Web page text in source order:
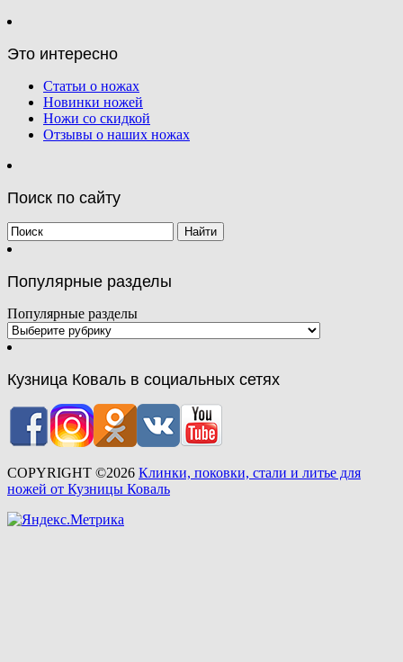
Это интересно
Статьи о ножах
Новинки ножей
Ножи со скидкой
Отзывы о наших ножах
Поиск по сайту
Популярные разделы
Популярные разделы
Кузница Коваль в социальных сетях
COPYRIGHT ©2026 Клинки, поковки, стали и литье для
ножей от Кузницы Коваль